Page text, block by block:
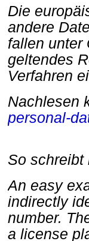
Die
andere
fallen unter
geltendes
Verfahren
Nachlesen
personal-
So schreibt
An easy
indirectly
number.
a license